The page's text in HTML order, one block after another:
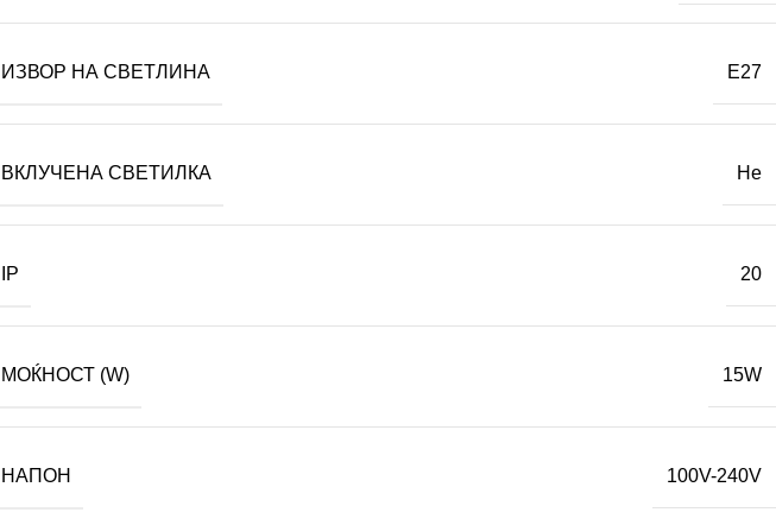
ИЗВОР НА СВЕТЛИНА E27
ВКЛУЧЕНА СВЕТИЛКА Не
IP 20
МОЌНОСТ (W) 15W
НАПОН 100V-240V